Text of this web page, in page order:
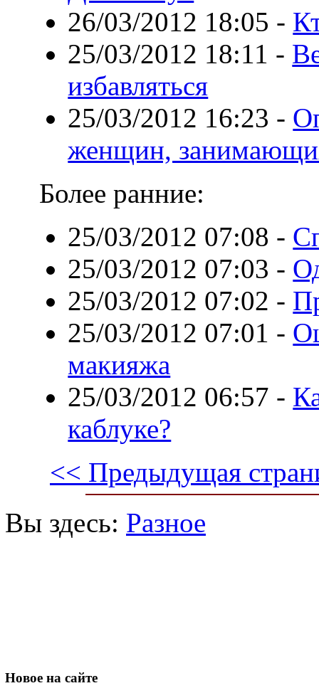
26/03/2012 18:05 -
25/03/2012 18:11 -
избавляться
25/03/2012 16:23 -
женщин,
Более ранние:
25/03/2012 07:08 -
25/03/2012 07:03 -
25/03/2012 07:02 -
25/03/2012 07:01 -
макияжа
25/03/2012 06:57 -
каблуке?
<< Предыдущая
Вы здесь: Разное
Новое на сайте